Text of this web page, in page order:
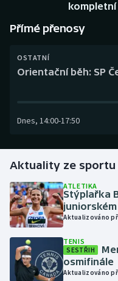
Biatlon
Boby a skeleton
Curling
Dostihy
Florbal
Futsal
Golf
Gymnastika
Historické návraty
Aplikace ČT sport
AZ kvíz
Přímé přenosy
OSTATNÍ
Orientační běh: SP
Dnes, 14:00-17:50
Aktuality ze sportu
ATLETIKA
Stýplařka
Aktualizováno
TENIS
SESTŘIH
osmifinále
Aktualizováno